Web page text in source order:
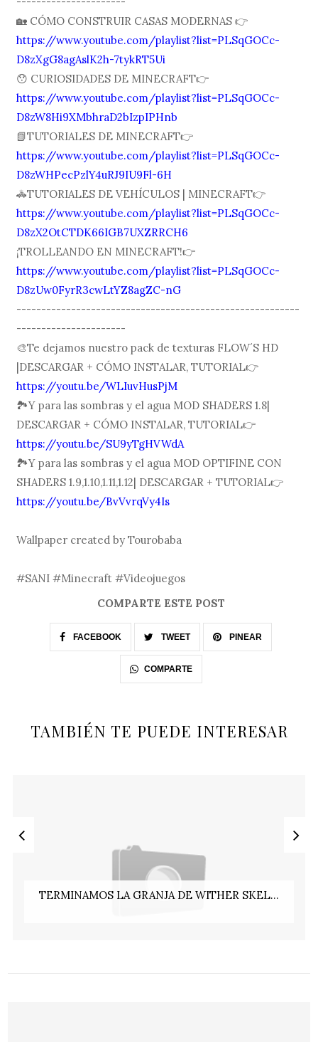
🏡 CÓMO CONSTRUIR CASAS MODERNAS 👉
https://www.youtube.com/playlist?list=PLSqGOCc-
D8zXgG8agAslK2h-7tykRT5Ui
😯 CURIOSIDADES DE MINECRAFT👉
https://www.youtube.com/playlist?list=PLSqGOCc-
D8zW8Hi9XMbhraD2bIzpIPHnb
📗TUTORIALES DE MINECRAFT👉
https://www.youtube.com/playlist?list=PLSqGOCc-
D8zWHPecPzlY4uRJ9IU9Fl-6H
🚓TUTORIALES DE VEHÍCULOS | MINECRAFT👉
https://www.youtube.com/playlist?list=PLSqGOCc-
D8zX2OtCTDK66IGB7UXZRRCH6
¡TROLLEANDO EN MINECRAFT!👉
https://www.youtube.com/playlist?list=PLSqGOCc-
D8zUw0FyrR3cwLtYZ8agZC-nG
---------------------------------------------------------
----------------------
🎨Te dejamos nuestro pack de texturas FLOW´S HD
|DESCARGAR + CÓMO INSTALAR, TUTORIAL👉
https://youtu.be/WLIuvHusPjM
🏞Y para las sombras y el agua MOD SHADERS 1.8|
DESCARGAR + CÓMO INSTALAR, TUTORIAL👉
https://youtu.be/SU9yTgHVWdA
🏞Y para las sombras y el agua MOD OPTIFINE CON
SHADERS 1.9,1.10,1.11,1.12| DESCARGAR + TUTORIAL👉
https://youtu.be/BvVvrqVy4Is
Wallpaper created by Tourobaba
#SANI #Minecraft #Videojuegos
COMPARTE ESTE POST
FACEBOOK TWEET PINEAR
COMPARTE
TAMBIÉN TE PUEDE INTERESAR
TERMINAMOS LA GRANJA DE WITHER SKEL...